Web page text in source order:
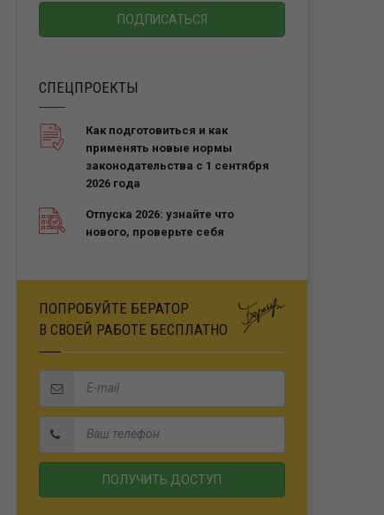
СПЕЦПРОЕКТЫ
Как подготовиться и как
применять новые нормы
законодательства с 1 сентября
2026 года
Отпуска 2026: узнайте что
нового, проверьте себя
ПОПРОБУЙТЕ БЕРАТОР
В СВОЕЙ РАБОТЕ БЕСПЛАТНО